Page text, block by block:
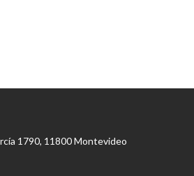
1790, 11800 Montevideo